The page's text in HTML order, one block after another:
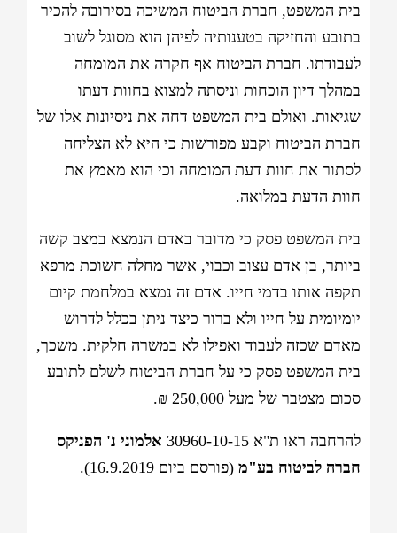
בית המשפט, חברת הביטוח המשיכה בסירובה להכיר
בתובע והחזיקה בטענותיה לפיהן הוא מסוגל לשוב
לעבודתו. חברת הביטוח אף חקרה את המומחה
במהלך דיון הוכחות וניסתה למצוא בחוות דעתו
שגיאות. ואולם בית המשפט דחה את ניסיונות אלו של
חברת הביטוח וקבע מפורשות כי היא לא הצליחה
לסתור את חוות דעת המומחה וכי הוא מאמץ את
חוות הדעת במלואה.
בית המשפט פסק כי מדובר באדם הנמצא במצב קשה
ביותר, בן אדם עצוב וכבוי, אשר מחלה חשוכת מרפא
תקפה אותו בדמי חייו. אדם זה נמצא במלחמת קיום
יומיומית על חייו ולא ברור כיצד ניתן בכלל לדרוש
מאדם שכזה לעבוד ואפילו לא במשרה חלקית. משכך,
בית המשפט פסק כי על חברת הביטוח לשלם לתובע
סכום מצטבר של מעל 250,000 ₪.
להרחבה ראו ת"א 30960-10-15
אלמוני נ' הפניקס
חברה לביטוח בע"מ (פורסם ביום 16.9.2019).